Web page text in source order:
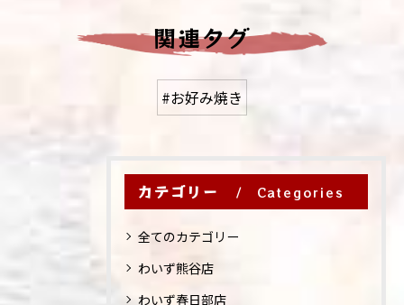
関連タグ
#お好み焼き
カテゴリー Categories
全てのカテゴリー
わいず熊谷店
わいず春日部店